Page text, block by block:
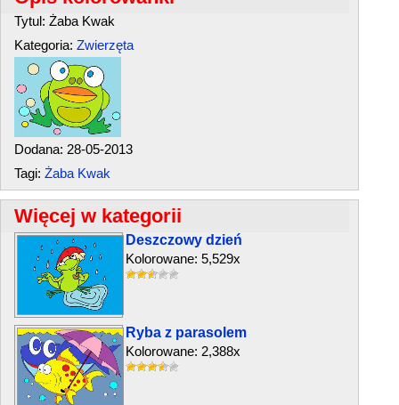
Tytul: Żaba Kwak
Kategoria: Zwierzęta
Dodana: 28-05-2013
Tagi: Żaba Kwak
Więcej w kategorii
Deszczowy dzień
Kolorowane: 5,529x
Ryba z parasolem
Kolorowane: 2,388x